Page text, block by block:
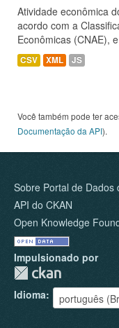
Atividade econômica
acordo com a
Econômicas (CNAE),
CSV XML JS
Você também pode ter
Documentação da API).
Sobre Portal de Dados
API do CKAN
Open Knowledge
Impulsionado por
Idioma